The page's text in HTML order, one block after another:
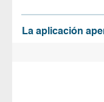
La aplicación